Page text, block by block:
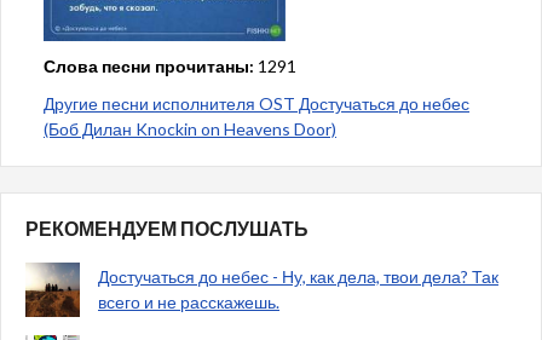
Слова песни прочитаны: 1291
Другие песни исполнителя OST Достучаться до небес
(Боб Дилан Knockin on Heavens Door)
РЕКОМЕНДУЕМ ПОСЛУШАТЬ
Достучаться до небес - Ну, как дела, твои дела? Так
всего и не расскажешь.